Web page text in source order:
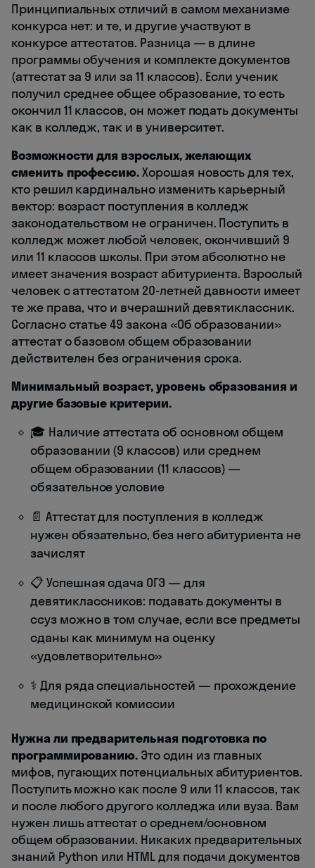
Принципиальных отличий в самом механизме
конкурса нет: и те, и другие участвуют в
конкурсе аттестатов. Разница — в длине
программы обучения и комплекте документов
(аттестат за 9 или за 11 классов). Если ученик
получил среднее общее образование, то есть
окончил 11 классов, он может подать документы
как в колледж, так и в университет.
Возможности для взрослых, желающих
сменить профессию.Хорошая новость для тех,
кто решил кардинально изменить карьерный
вектор: возраст поступления в колледж
законодательством не ограничен. Поступить в
колледж может любой человек, окончивший 9
или 11 классов школы. При этом абсолютно не
имеет значения возраст абитуриента. Взрослый
человек с аттестатом 20-летней давности имеет
те же права, что и вчерашний девятиклассник.
Согласно статье 49 закона «Об образовании»
аттестат о базовом общем образовании
действителен без ограничения срока.
Минимальный возраст, уровень образования и
другие базовые критерии.
🎓 Наличие аттестата об основном общем
образовании (9 классов) или среднем
общем образовании (11 классов) —
обязательное условие
📄 Аттестат для поступления в колледж
нужен обязательно, без него абитуриента не
зачислят
📋 Успешная сдача ОГЭ — для
девятиклассников: подавать документы в
ссуз можно в том случае, если все предметы
сданы как минимум на оценку
«удовлетворительно»
⚕️ Для ряда специальностей — прохождение
медицинской комиссии
Нужна ли предварительная подготовка по
программированию. Это один из главных
мифов, пугающих потенциальных абитуриентов.
Поступить можно как после 9 или 11 классов, так
и после любого другого колледжа или вуза. Вам
нужен лишь аттестат о среднем/основном
общем образовании. Никаких предварительных
знаний Python или HTML для подачи документов